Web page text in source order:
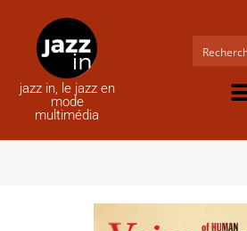
jazz in, le jazz en
mode
multimédia